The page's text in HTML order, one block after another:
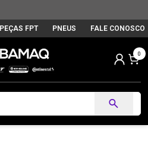
PEÇAS FPT PNEUS FALE CONOSCO
0